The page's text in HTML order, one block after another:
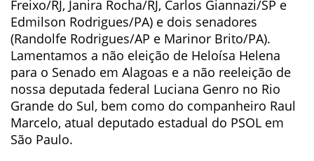
Freixo/RJ, Janira Rocha/RJ, Carlos Giannazi/SP e
Edmilson Rodrigues/PA) e dois senadores
(Randolfe Rodrigues/AP e Marinor Brito/PA).
Lamentamos a não eleição de Heloísa Helena
para o Senado em Alagoas e a não reeleição de
nossa deputada federal Luciana Genro no Rio
Grande do Sul, bem como do companheiro Raul
Marcelo, atual deputado estadual do PSOL em
São Paulo.